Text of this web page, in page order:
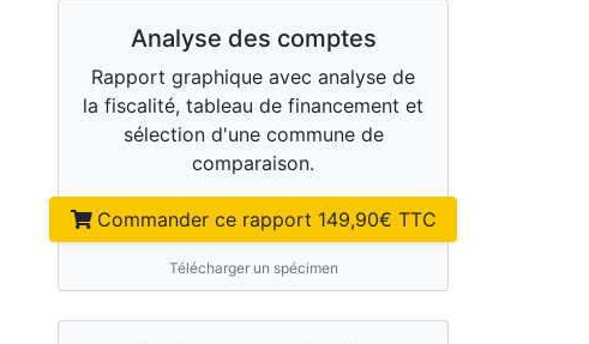
Analyse des comptes
Rapport graphique avec analyse de
la fiscalité, tableau de financement et
sélection d'une commune de
comparaison.
Commander ce rapport 149,90€ TTC
Télécharger un spécimen